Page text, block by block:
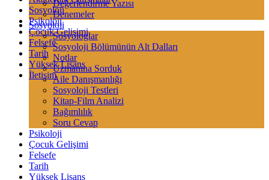
Değerlendirme Yazısı
Denemeler
Sosyoloji
Sosyologlar
Sosyoloji Bölümünün Alt Dalları
Notlar
Uzmanına Sorduk
Aile Danışmanlığı
Sosyoloji Testleri
Kitap-Film Analizi
Bağımlılık
Soru Cevap
Psikoloji
Çocuk Gelişimi
Felsefe
Tarih
Yüksek Lisans
Sosyoloji
Psikoloji
Çocuk Gelişimi
Felsefe
Tarih
Yüksek Lisans
İletişim